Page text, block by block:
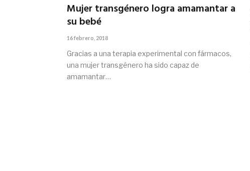
Mujer transgénero logra amamantar a
su bebé
16 febrero, 2018
Gracias a una terapia experimental con fármacos,
una mujer transgénero ha sido capaz de
amamantar…